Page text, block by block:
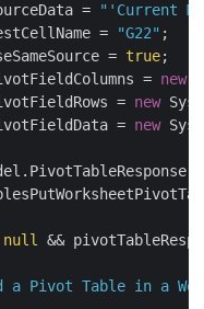
=
"'Current
=
"G22" ;
=
true;
=
new
=
new
=
new
null &&
a Pivot Table in a